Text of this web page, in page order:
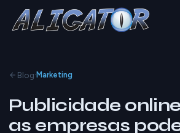
Blog· Marketing
Publicidade
as empresas